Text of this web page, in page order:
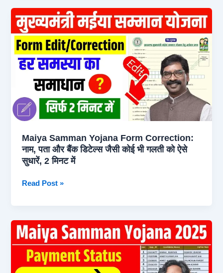
Physical
Verification:
7500
रुपये
भौतिक
सत्यापन
12
लाख
के
खाते
में
होगें
Maiya Samman Yojana Form Correction:
नाम, पता और बैंक डिटेल्स जैसी कोई भी गलती को ऐसे
सुधारें, 2 मिनट में
Maiya
Form
Correction:
नाम,
पता
और
Read Post »